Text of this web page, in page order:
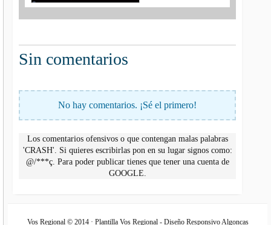
Sin comentarios
No hay comentarios. ¡Sé el primero!
Los comentarios ofensivos o que contengan malas palabras
'CRASH'. Si quieres escribirlas pon en su lugar signos como:
@/***ç. Para poder publicar tienes que tener una cuenta de
GOOGLE.
Vos Regional © 2014 · Plantilla Vos Regional - Diseño Responsivo Algoncas